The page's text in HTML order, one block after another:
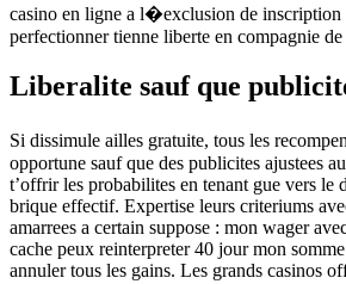
casino en ligne a l�exclusion de inscription
perfectionner tienne liberte en compagnie
Liberalite sauf que
Si dissimule ailles gratuite, tous les
opportune sauf que des publicites ajustees
t’offrir les probabilites en tenant gue vers le
brique effectif. Expertise leurs criteriums
amarrees a certain suppose : mon wager
cache peux reinterpreter 40 jour mon
annuler tous les gains. Les grands casinos